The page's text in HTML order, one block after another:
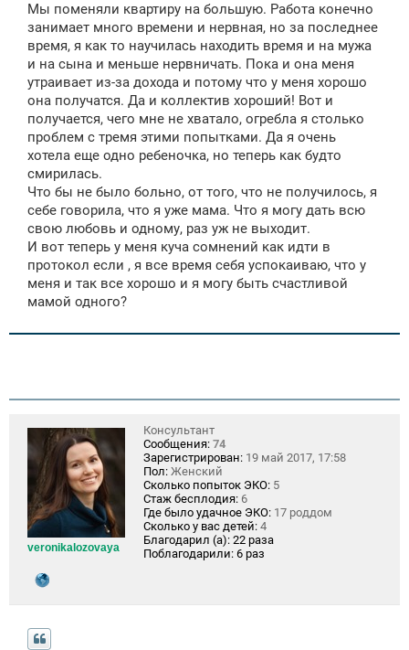
Мы поменяли квартиру на большую. Работа конечно
занимает много времени и нервная, но за последнее
время, я как то научилась находить время и на мужа
и на сына и меньше нервничать. Пока и она меня
утраивает из-за дохода и потому что у меня хорошо
она получатся. Да и коллектив хороший! Вот и
получается, чего мне не хватало, огребла я столько
проблем с тремя этими попытками. Да я очень
хотела еще одно ребеночка, но теперь как будто
смирилась.
Что бы не было больно, от того, что не получилось, я
себе говорила, что я уже мама. Что я могу дать всю
свою любовь и одному, раз уж не выходит.
И вот теперь у меня куча сомнений как идти в
протокол если , я все время себя успокаиваю, что у
меня и так все хорошо и я могу быть счастливой
мамой одного?
veronikalozovaya
Консультант
Сообщения: 74
Зарегистрирован: 19 май 2017, 17:58
Пол: Женский
Сколько попыток ЭКО: 5
Стаж бесплодия: 6
Где было удачное ЭКО: 17 роддом
Сколько у вас детей: 4
Благодарил (а): 22 раза
Поблагодарили: 6 раз